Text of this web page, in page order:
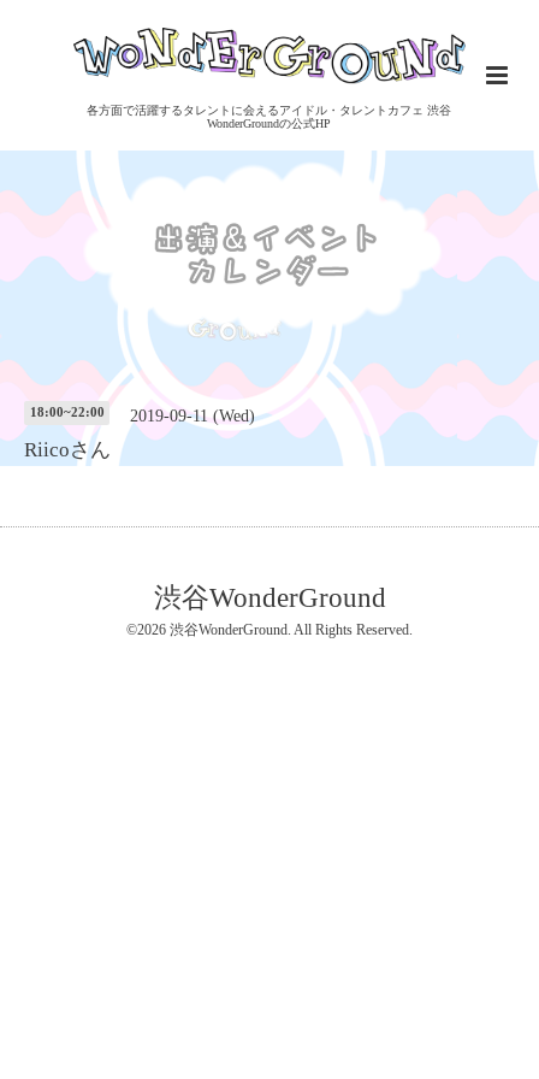
各方面で活躍するタレントに会えるアイドル・タレントカフェ 渋谷
WonderGroundの公式HP
18:00~22:00 2019-09-11 (Wed)
Riicoさん
渋谷WonderGround
©2026 渋谷WonderGround. All Rights Reserved.